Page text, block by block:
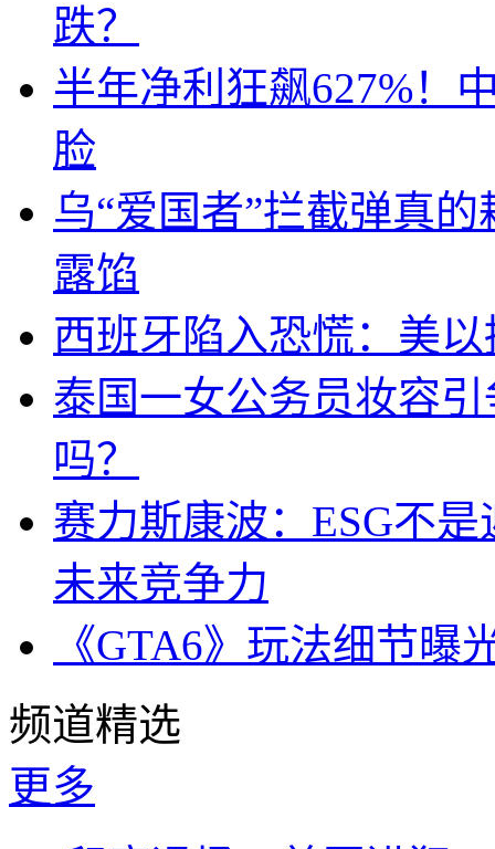
跌？
半年净利狂飙627%！
脸
乌“爱国者”拦截弹真
露馅
西班牙陷入恐慌：美
泰国一女公务员妆容
吗？
赛力斯康波：ESG不
未来竞争力
《GTA6》玩法细节
频道精选
更多